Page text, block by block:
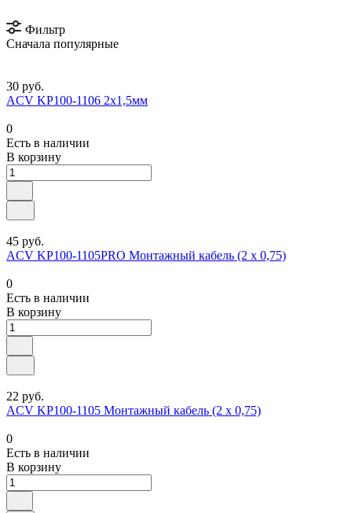
Фильтр
Сначала популярные
30 руб.
ACV KP100-1106 2х1,5мм
0
Есть в наличии
В корзину
45 руб.
ACV KP100-1105PRO Монтажный кабель (2 х 0,75)
0
Есть в наличии
В корзину
22 руб.
ACV KP100-1105 Монтажный кабель (2 х 0,75)
0
Есть в наличии
В корзину